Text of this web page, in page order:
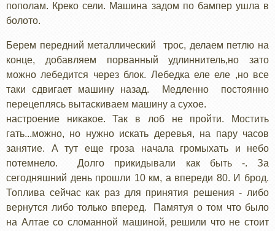
пополам. Креко сели. Машина задом по бампер ушла в
болото.
Берем передний металлический трос, делаем петлю на
конце, добавляем порванный удлиннитель,но зато
можно лебедится через блок. Лебедка еле еле ,но все
таки сдвигает машину назад. Медленно постоянно
перецеплясь вытаскиваем машину а сухое.
настроение никакое. Так в лоб не пройти. Мостить
гать...можно, но нужно искать деревья, на пару часов
занятие. А тут еще гроза начала громыхать и небо
потемнело. Долго прикидывали как быть -. За
сегодняшний день прошли 10 км, а впереди 80. И брод.
Топлива сейчас как раз для принятия решения - либо
вернутся либо только вперед. Памятуя о том что было
на Алтае со сломанной машиной, решили что не стоит